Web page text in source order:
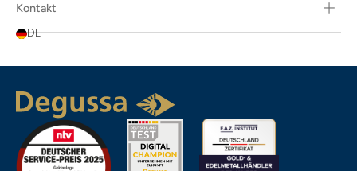
Kontakt
DE